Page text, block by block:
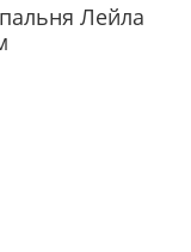
Лейла